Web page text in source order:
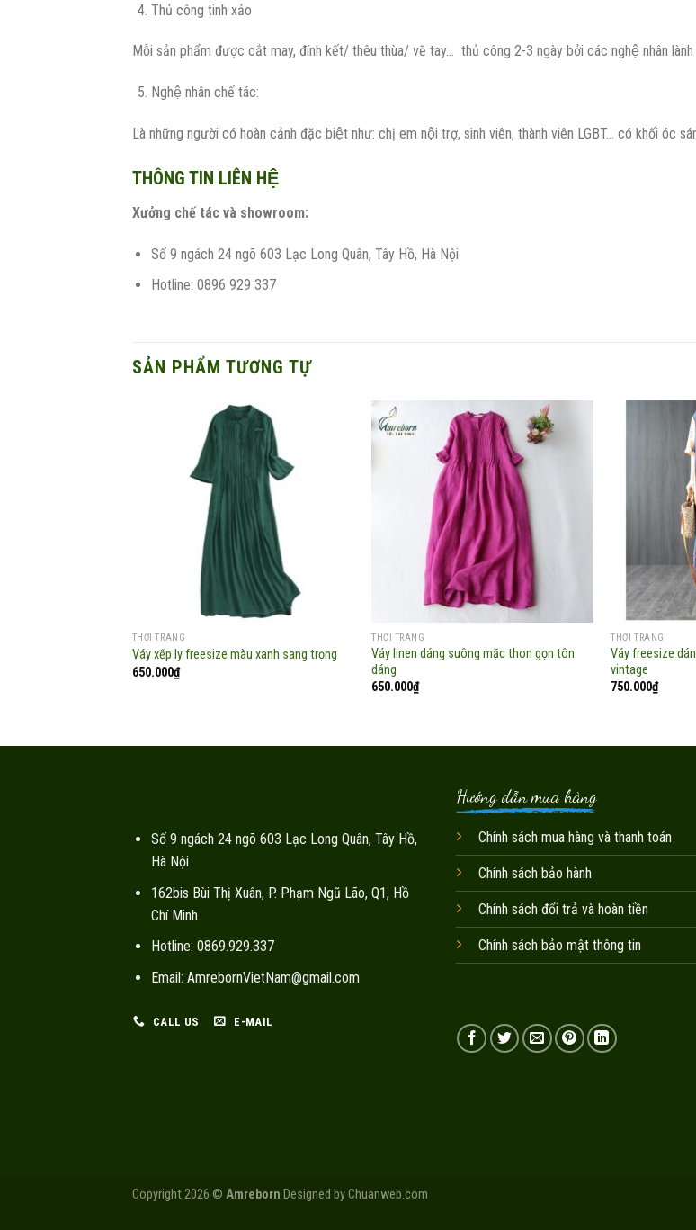
Thủ công tinh xảo
Mỗi sản phẩm được cắt may, đính kết/ thêu thùa/ vẽ tay… thủ công 2-3 ngày bởi các nghệ nhân
Nghệ nhân chế tác:
Là những người có hoàn cảnh đặc biệt như: chị em nội trợ, sinh viên, thành viên LGBT… có khối óc
THÔNG TIN LIÊN HỆ
Xưởng chế tác và showroom:
Số 9 ngách 24 ngõ 603 Lạc Long Quân, Tây Hồ, Hà Nội
Hotline: 0896 929 337
SẢN PHẨM TƯƠNG TỰ
THỜI TRANG
Váy xếp ly freesize màu xanh sang trọng
650.000₫
THỜI TRANG
Váy linen dáng suông mặc thon gọn tôn
dáng
650.000₫
THỜI TRANG
Váy freesize
vintage
750.000₫
Số 9 ngách 24 ngõ 603 Lạc Long Quân, Tây Hồ,
Hà Nội
162bis Bùi Thị Xuân, P. Phạm Ngũ Lão, Q1, Hồ
Chí Minh
Hotline: 0869.929.337
Email: AmrebornVietNam@gmail.com
CALL US E-MAIL
Hướng dẫn mua hàng
Chính sách mua hàng và thanh toán
Chính sách bảo hành
Chính sách đổi trả và hoàn tiền
Chính sách bảo mật thông tin
Copyright 2026 © Amreborn Designed byChuanweb.com